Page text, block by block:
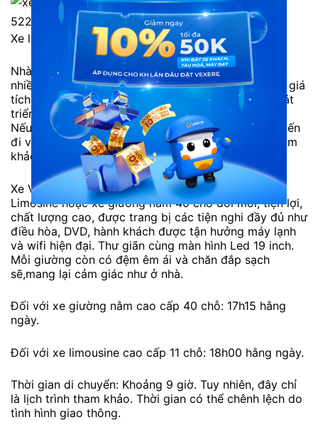
Xe limousine đi Kontum: Xe Phong Phú
Nhà xe limousine đi Kontum Phong Phú luôn được
nhiều hành khách dành cho những lời khen và đánh giá
tích cực. Dù vậy xe vẫn mỗi ngày hoàn thiện và phát
triển không ngừng để phục vụ hành khách tốt nhất.
Nếu đang chọn một người bạn đồng hành cho chuyến
đi về với vùng đất Kontum hiền hòa. Đừng quên tham
khảo nhà xe Phong Phú nhé!
Xe Việt Tân đi Buôn Mê Thuột từ Sài Gòn là loại xe
Limosine hoặc xe giường nằm 40 chỗ đời mới, tiện lợi,
chất lượng cao, được trang bị các tiện nghi đầy đủ như
điều hòa, DVD, hành khách được tận hưởng máy lạnh
và wifi hiện đại. Thư giãn cùng màn hình Led 19 inch.
Mỗi giường còn có đệm êm ái và chăn đắp sạch
sẽ,mang lại cảm giác như ở nhà.
Đối với xe giường nằm cao cấp 40 chỗ: 17h15 hằng
ngày.
Đối với xe limousine cao cấp 11 chỗ: 18h00 hằng ngày.
Thời gian di chuyển: Khoảng 9 giờ. Tuy nhiên, đây chỉ
là lịch trình tham khảo. Thời gian có thể chênh lệch do
tình hình giao thông.